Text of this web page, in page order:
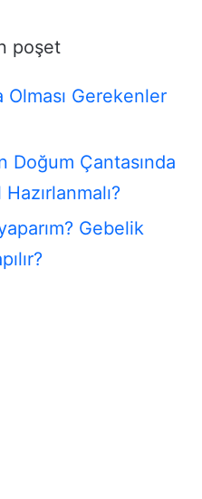
poşet
Olması Gerekenler
Doğum Çantasında
Gebelik